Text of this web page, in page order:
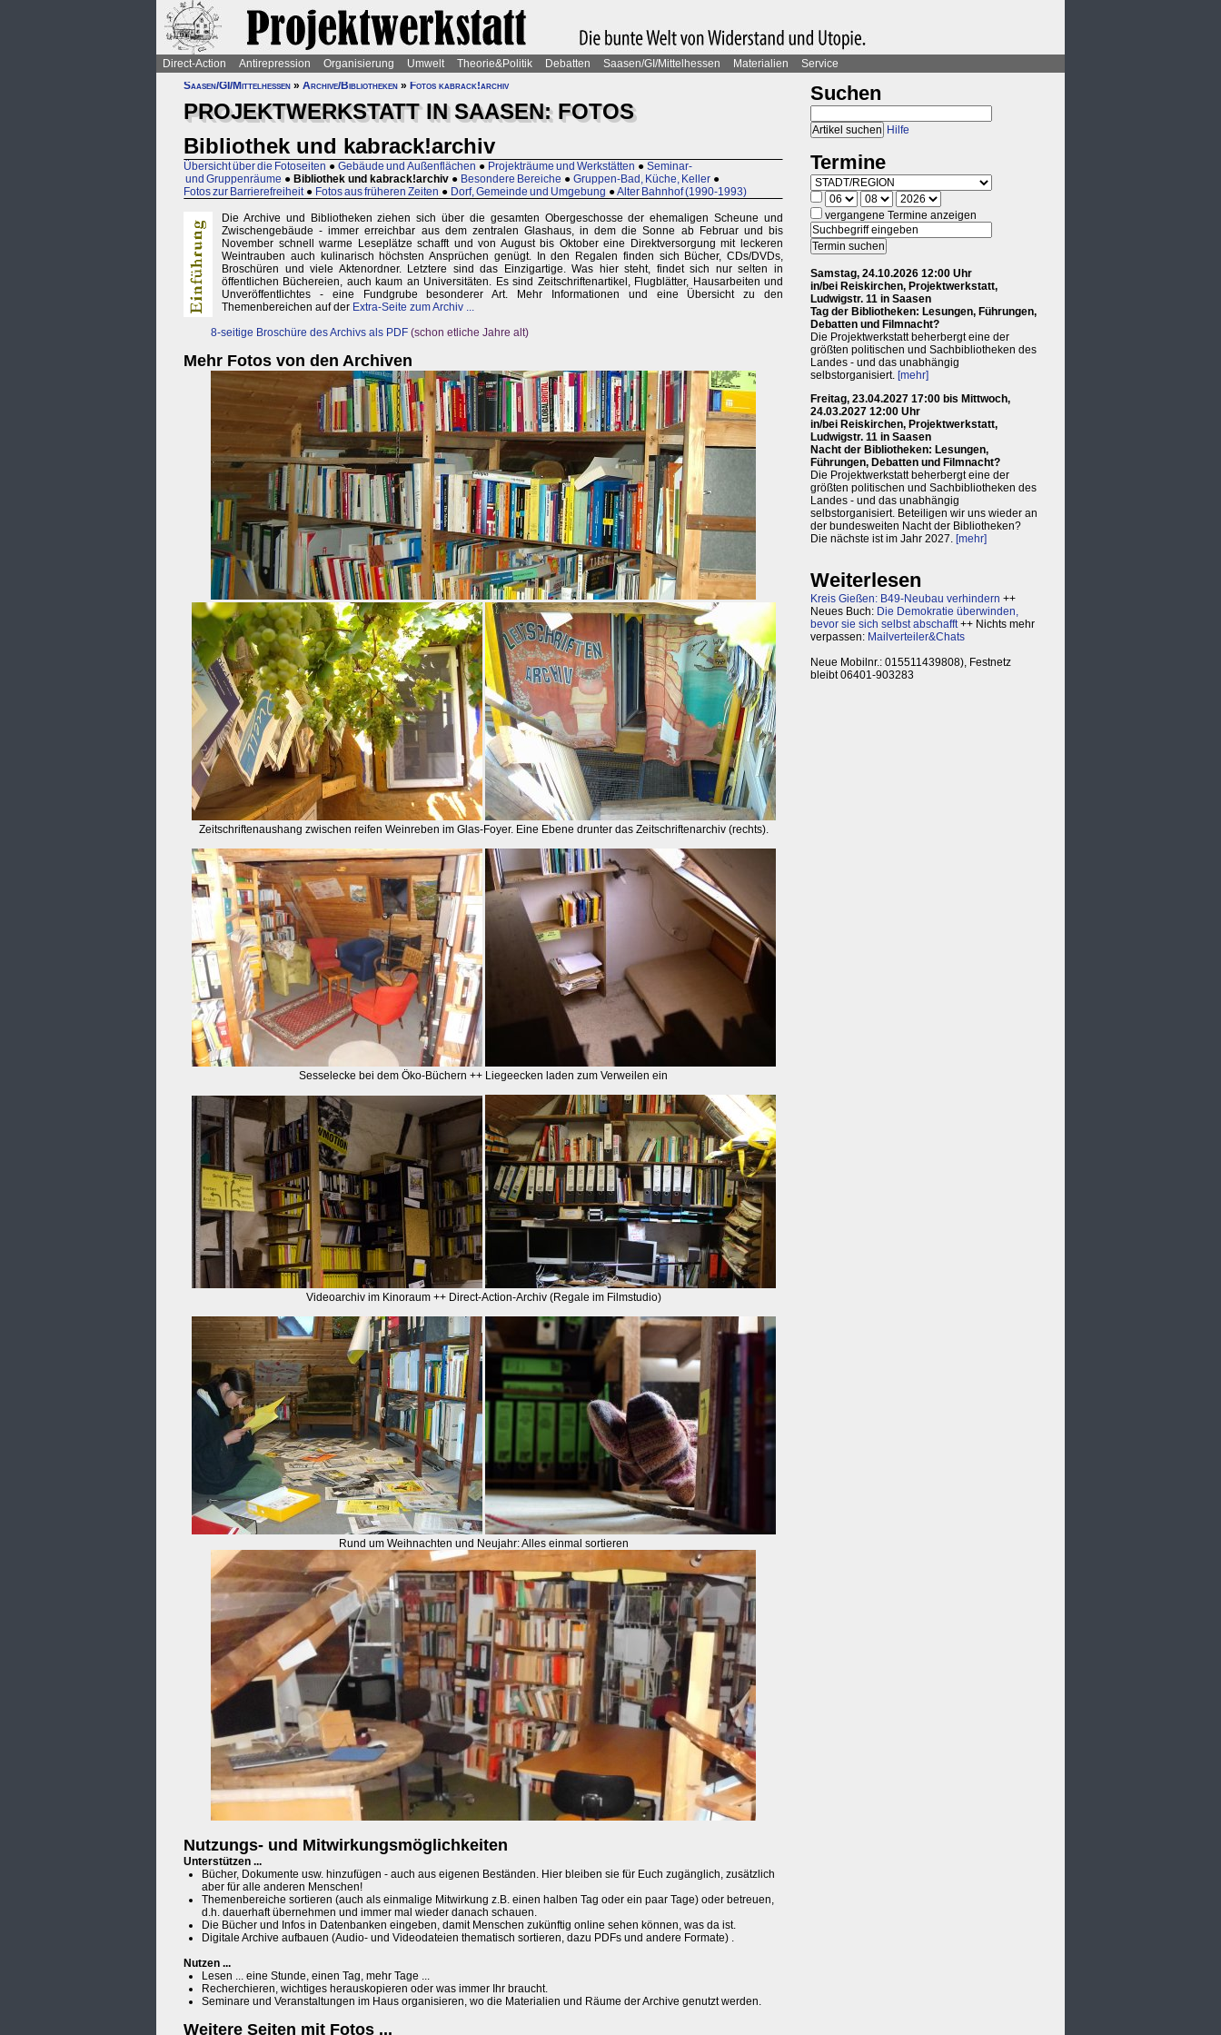
Direct-Action Antirepression Organisierung Umwelt Theorie&Politik Debatten Saasen/GI/Mittelhessen Materialien
Service
Saasen/GI/Mittelhessen » Archive/Bibliotheken » Fotos kabrack!archiv
PROJEKTWERKSTATT IN SAASEN: FOTOS
Bibliothek und kabrack!archiv
Übersicht über die Fotoseiten ● Gebäude und Außenflächen ● Projekträume und Werkstätten ● Seminar-
und Gruppenräume ● Bibliothek und kabrack!archiv ● Besondere Bereiche ● Gruppen-Bad, Küche, Keller ●
Fotos zur Barrierefreiheit ● Fotos aus früheren Zeiten ● Dorf, Gemeinde und Umgebung ●Alter Bahnhof (1990-1993)
Die Archive und Bibliotheken ziehen sich über die gesamten Obergeschosse der ehemaligen Scheune und
Zwischengebäude - immer erreichbar aus dem zentralen Glashaus, in dem die Sonne ab Februar und bis
November schnell warme Leseplätze schafft und von August bis Oktober eine Direktversorgung mit leckeren
Weintrauben auch kulinarisch höchsten Ansprüchen genügt. In den Regalen finden sich Bücher, CDs/DVDs,
Broschüren und viele Aktenordner. Letztere sind das Einzigartige. Was hier steht, findet sich nur selten in
öffentlichen Büchereien, auch kaum an Universitäten. Es sind Zeitschriftenartikel, Flugblätter, Hausarbeiten und
Unveröffentlichtes - eine Fundgrube besonderer Art. Mehr Informationen und eine Übersicht zu den
Themenbereichen auf der Extra-Seite zum Archiv ...
8-seitige Broschüre des Archivs als PDF (schon etliche Jahre alt)
Mehr Fotos von den Archiven
Zeitschriftenaushang zwischen reifen Weinreben im Glas-Foyer. Eine Ebene drunter das Zeitschriftenarchiv (rechts).
Sesselecke bei dem Öko-Büchern ++ Liegeecken laden zum Verweilen ein
Videoarchiv im Kinoraum ++ Direct-Action-Archiv (Regale im Filmstudio)
Rund um Weihnachten und Neujahr: Alles einmal sortieren
Nutzungs- und Mitwirkungsmöglichkeiten
Unterstützen ...
Bücher, Dokumente usw. hinzufügen - auch aus eigenen Beständen. Hier bleiben sie für Euch zugänglich, zusätzlich
aber für alle anderen Menschen!
Themenbereiche sortieren (auch als einmalige Mitwirkung z.B. einen halben Tag oder ein paar Tage) oder betreuen,
d.h. dauerhaft übernehmen und immer mal wieder danach schauen.
Die Bücher und Infos in Datenbanken eingeben, damit Menschen zukünftig online sehen können, was da ist.
Digitale Archive aufbauen (Audio- und Videodateien thematisch sortieren, dazu PDFs und andere Formate) .
Nutzen ...
Lesen ... eine Stunde, einen Tag, mehr Tage ...
Recherchieren, wichtiges herauskopieren oder was immer Ihr braucht.
Seminare und Veranstaltungen im Haus organisieren, wo die Materialien und Räume der Archive genutzt werden.
Weitere Seiten mit Fotos ...
Suchen
Hilfe
Termine
vergangene Termine anzeigen
Samstag, 24.10.2026 12:00 Uhr
in/bei Reiskirchen, Projektwerkstatt,
Ludwigstr. 11 in Saasen
Tag der Bibliotheken: Lesungen, Führungen,
Debatten und Filmnacht?
Die Projektwerkstatt beherbergt eine der
größten politischen und Sachbibliotheken des
Landes - und das unabhängig
selbstorganisiert. [mehr]
Freitag, 23.04.2027 17:00 bis Mittwoch,
24.03.2027 12:00 Uhr
in/bei Reiskirchen, Projektwerkstatt,
Ludwigstr. 11 in Saasen
Nacht der Bibliotheken: Lesungen,
Führungen, Debatten und Filmnacht?
Die Projektwerkstatt beherbergt eine der
größten politischen und Sachbibliotheken des
Landes - und das unabhängig
selbstorganisiert. Beteiligen wir uns wieder an
der bundesweiten Nacht der Bibliotheken?
Die nächste ist im Jahr 2027. [mehr]
Weiterlesen
Kreis Gießen: B49-Neubau verhindern ++
Neues Buch: Die Demokratie überwinden,
bevor sie sich selbst abschafft++ Nichts mehr
verpassen: Mailverteiler&Chats
Neue Mobilnr.: 015511439808), Festnetz
bleibt 06401-903283